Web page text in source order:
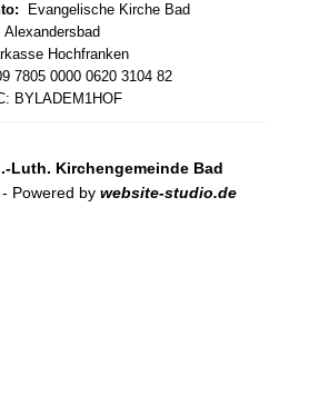
Evangelische Kirche Bad
Alexandersbad
Hochfranken
7805 0000 0620 3104 82
BYLADEM1HOF
Luth. Kirchengemeinde Bad
- Powered by website-studio.de